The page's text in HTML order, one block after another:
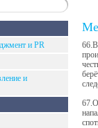
и PR
и